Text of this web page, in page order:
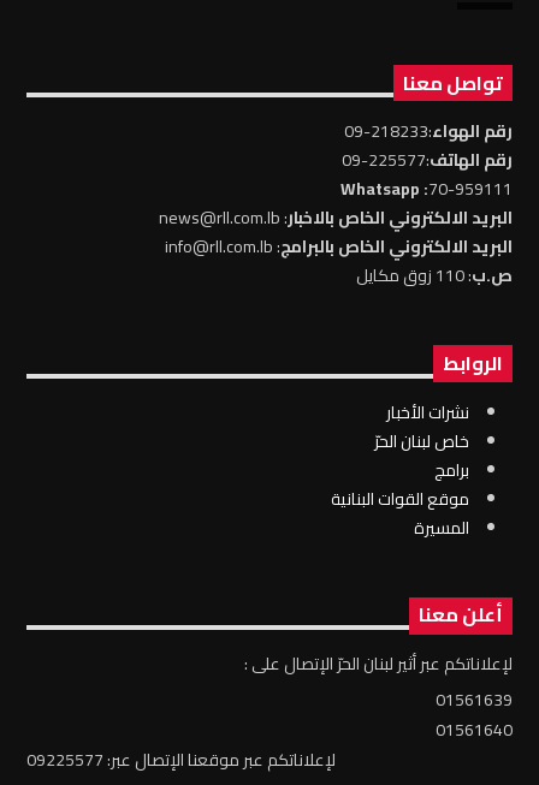
تواصل معنا
رقم الهواء:218233-09
رقم الهاتف:225577-09
70-959111
: Whatsapp
البريد الالكتروني الخاص بالاخبار: news@rll.com.lb
البريد الالكتروني الخاص بالبرامج: info@rll.com.lb
ص.ب: 110 زوق مكايل
الروابط
نشرات الأخبار
خاص لبنان الحرّ
برامج
موقع القوات البنانية
المسيرة
أعلن معنا
لإعلاناتكم عبر أثير لبنان الحرّ الإتصال على :
01561639
01561640
لإعلاناتكم عبر موقعنا الإتصال عبر: 09225577